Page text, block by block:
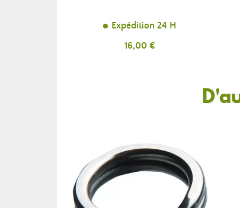
Expédition 24 H
Prix
16,00 €